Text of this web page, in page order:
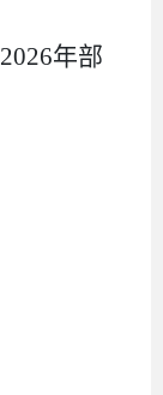
2026年部